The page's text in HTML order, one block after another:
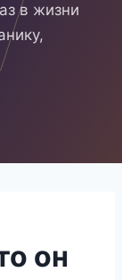
в жизни
он